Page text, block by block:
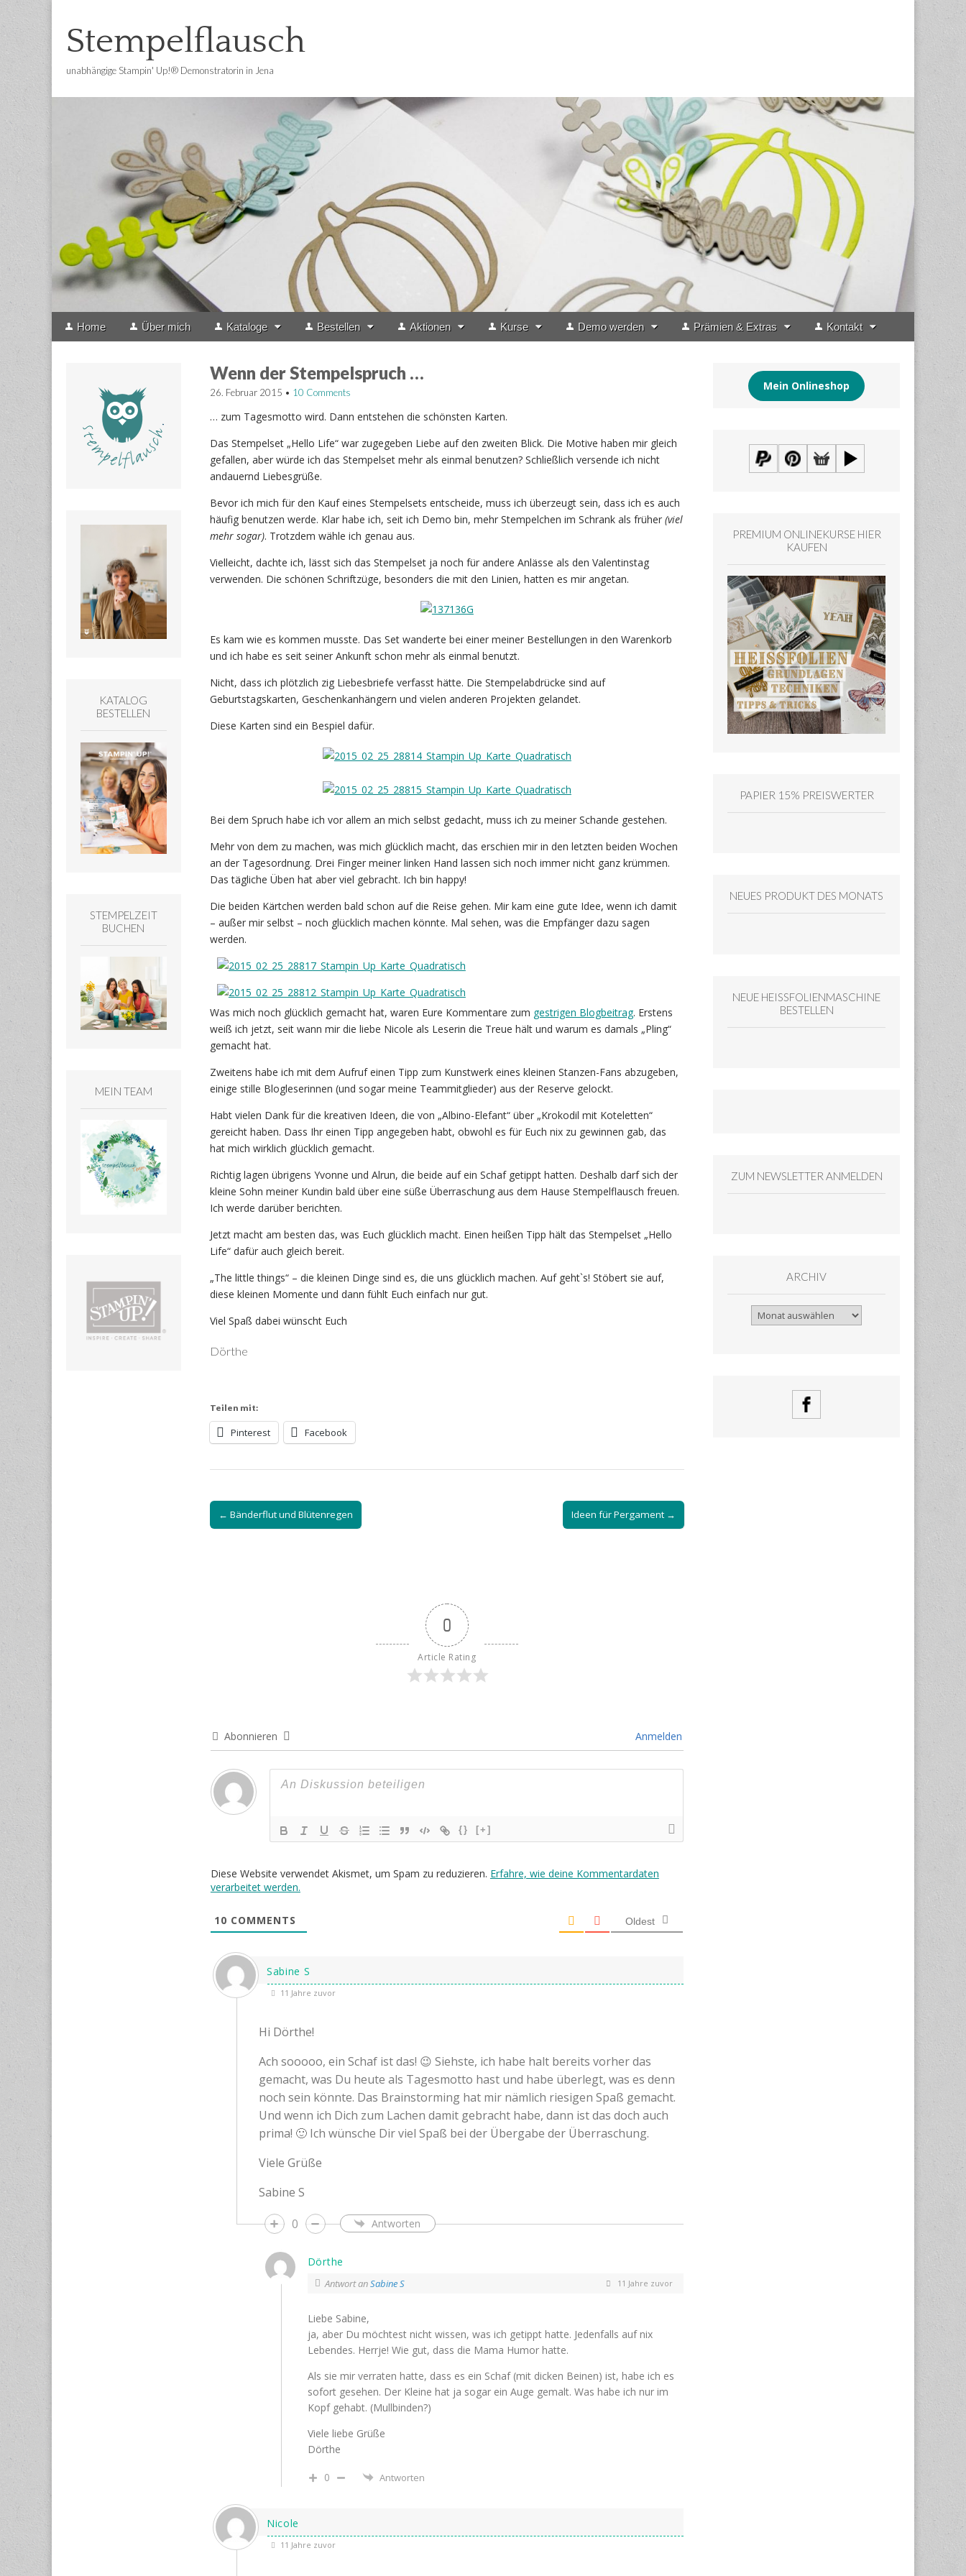
Stempelflausch
unabhängige Stampin' Up!® Demonstratorin in Jena
Main
Skip
Home Über mich Kataloge Bestellen Aktionen Kurse Demo werden Prämien & Extras Kontakt
Wenn der Stempelspruch …
26. Februar 2015 • 10 Comments
… zum Tagesmotto wird. Dann entstehen die schönsten Karten.
Das Stempelset „Hello Life“ war zugegeben Liebe auf den zweiten Blick. Die Motive haben mir gleich
gefallen, aber würde ich das Stempelset mehr als einmal benutzen? Schließlich versende ich nicht
andauernd Liebesgrüße.
Bevor ich mich für den Kauf eines Stempelsets entscheide, muss ich überzeugt sein, dass ich es auch
häufig benutzen werde. Klar habe ich, seit ich Demo bin, mehr Stempelchen im Schrank als früher (viel
mehr sogar). Trotzdem wähle ich genau aus.
Vielleicht, dachte ich, lässt sich das Stempelset ja noch für andere Anlässe als den Valentinstag
verwenden. Die schönen Schriftzüge, besonders die mit den Linien, hatten es mir angetan.
Es kam wie es kommen musste. Das Set wanderte bei einer meiner Bestellungen in den Warenkorb
und ich habe es seit seiner Ankunft schon mehr als einmal benutzt.
Nicht, dass ich plötzlich zig Liebesbriefe verfasst hätte. Die Stempelabdrücke sind auf
Geburtstagskarten, Geschenkanhängern und vielen anderen Projekten gelandet.
Diese Karten sind ein Bespiel dafür.
Bei dem Spruch habe ich vor allem an mich selbst gedacht, muss ich zu meiner Schande gestehen.
Mehr von dem zu machen, was mich glücklich macht, das erschien mir in den letzten beiden Wochen
an der Tagesordnung. Drei Finger meiner linken Hand lassen sich noch immer nicht ganz krümmen.
Das tägliche Üben hat aber viel gebracht. Ich bin happy!
Die beiden Kärtchen werden bald schon auf die Reise gehen. Mir kam eine gute Idee, wenn ich damit
– außer mir selbst – noch glücklich machen könnte. Mal sehen, was die Empfänger dazu sagen
werden.
Was mich noch glücklich gemacht hat, waren Eure Kommentare zum gestrigen Blogbeitrag. Erstens
weiß ich jetzt, seit wann mir die liebe Nicole als Leserin die Treue hält und warum es damals „Pling“
gemacht hat.
Zweitens habe ich mit dem Aufruf einen Tipp zum Kunstwerk eines kleinen Stanzen-Fans abzugeben,
einige stille Blogleserinnen (und sogar meine Teammitglieder) aus der Reserve gelockt.
Habt vielen Dank für die kreativen Ideen, die von „Albino-Elefant“ über „Krokodil mit Koteletten“
gereicht haben. Dass Ihr einen Tipp angegeben habt, obwohl es für Euch nix zu gewinnen gab, das
hat mich wirklich glücklich gemacht.
Richtig lagen übrigens Yvonne und Alrun, die beide auf ein Schaf getippt hatten. Deshalb darf sich der
kleine Sohn meiner Kundin bald über eine süße Überraschung aus dem Hause Stempelflausch freuen.
Ich werde darüber berichten.
Jetzt macht am besten das, was Euch glücklich macht. Einen heißen Tipp hält das Stempelset „Hello
Life“ dafür auch gleich bereit.
„The little things“ – die kleinen Dinge sind es, die uns glücklich machen. Auf geht`s! Stöbert sie auf,
diese kleinen Momente und dann fühlt Euch einfach nur gut.
Viel Spaß dabei wünscht Euch
Dörthe
Teilen mit:
Pinterest Facebook
Post
navigation
← Bänderflut und Blütenregen Ideen für Pergament →
0
Article Rating
Abonnieren Anmelden
{} [+]
Diese Website verwendet Akismet, um Spam zu reduzieren. Erfahre, wie deine Kommentardaten
verarbeitet werden.
10 COMMENTS Oldest
Sabine S
11 Jahre zuvor
Hi Dörthe!
Ach sooooo, ein Schaf ist das! 😉 Siehste, ich habe halt bereits vorher das
gemacht, was Du heute als Tagesmotto hast und habe überlegt, was es denn
noch sein könnte. Das Brainstorming hat mir nämlich riesigen Spaß gemacht.
Und wenn ich Dich zum Lachen damit gebracht habe, dann ist das doch auch
prima! 🙂 Ich wünsche Dir viel Spaß bei der Übergabe der Überraschung.
Viele Grüße
Sabine S
0
Antworten
Dörthe
Antwort anSabine S 11 Jahre zuvor
Liebe Sabine,
ja, aber Du möchtest nicht wissen, was ich getippt hatte. Jedenfalls auf nix
Lebendes. Herrje! Wie gut, dass die Mama Humor hatte.
Als sie mir verraten hatte, dass es ein Schaf (mit dicken Beinen) ist, habe ich es
sofort gesehen. Der Kleine hat ja sogar ein Auge gemalt. Was habe ich nur im
Kopf gehabt. (Mullbinden?)
Viele liebe Grüße
Dörthe
0 Antworten
Nicole
11 Jahre zuvor
KATALOG
BESTELLEN
STEMPELZEIT
BUCHEN
MEIN TEAM
Mein Onlineshop
PREMIUM ONLINEKURSE HIER
KAUFEN
PAPIER 15% PREISWERTER
NEUES PRODUKT DES MONATS
NEUE HEISSFOLIENMASCHINE
BESTELLEN
ZUM NEWSLETTER ANMELDEN
ARCHIV
Archiv